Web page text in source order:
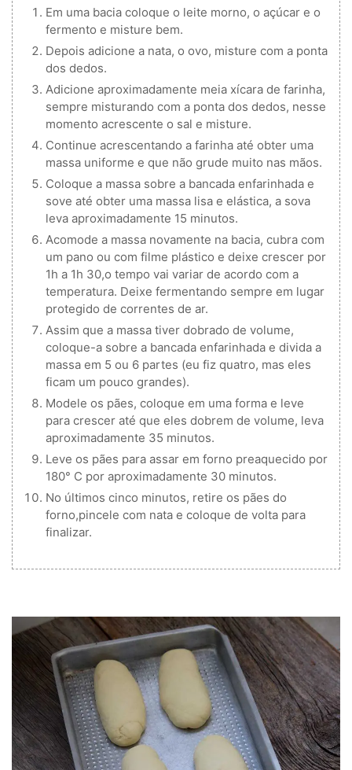
Em uma bacia coloque o leite morno, o açúcar e o
fermento e misture bem.
Depois adicione a nata, o ovo, misture com a ponta
dos dedos.
Adicione aproximadamente meia xícara de farinha,
sempre misturando com a ponta dos dedos, nesse
momento acrescente o sal e misture.
Continue acrescentando a farinha até obter uma
massa uniforme e que não grude muito nas mãos.
Coloque a massa sobre a bancada enfarinhada e
sove até obter uma massa lisa e elástica, a sova
leva aproximadamente 15 minutos.
Acomode a massa novamente na bacia, cubra com
um pano ou com filme plástico e deixe crescer por
1h a 1h 30,o tempo vai variar de acordo com a
temperatura. Deixe fermentando sempre em lugar
protegido de correntes de ar.
Assim que a massa tiver dobrado de volume,
coloque-a sobre a bancada enfarinhada e divida a
massa em 5 ou 6 partes (eu fiz quatro, mas eles
ficam um pouco grandes).
Modele os pães, coloque em uma forma e leve
para crescer até que eles dobrem de volume, leva
aproximadamente 35 minutos.
Leve os pães para assar em forno preaquecido por
180° C por aproximadamente 30 minutos.
No últimos cinco minutos, retire os pães do
forno,pincele com nata e coloque de volta para
finalizar.